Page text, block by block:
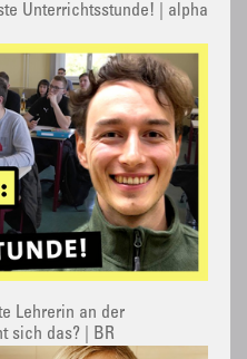
Unterrichtsstunde! | alpha
Lehrerin an der
sich das? | BR